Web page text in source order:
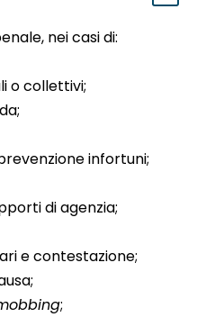
nei casi di:
o collettivi;
infortuni;
di agenzia;
e contestazione;
;